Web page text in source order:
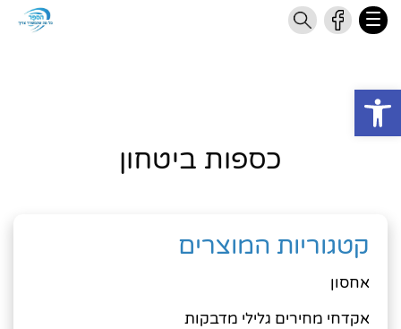
Open toolbar
כספות ביטחון
קטגוריות המוצרים
אחסון
אקדחי מחירים גלילי מדבקות